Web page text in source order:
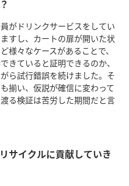
がドリンクサービスをしてい
すし、カートの扉が開いた状
様々なケースがあることで、
きていると証明できるのか、
ら試行錯誤を続けました。そ
揃い、仮説が確信に変わって
る検証は苦労した期間だと言
サイクルに貢献していき